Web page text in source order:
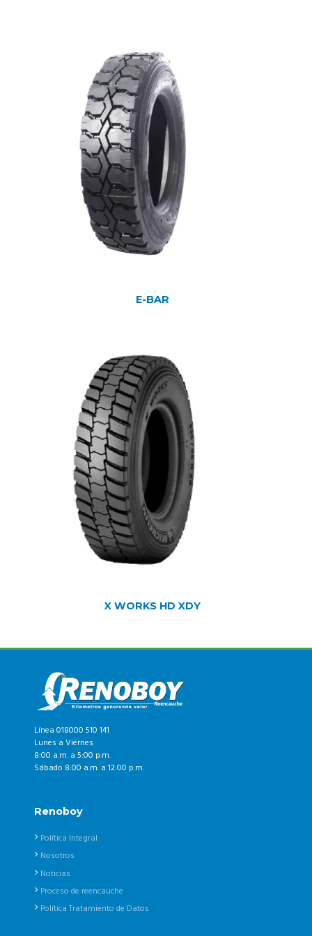
E-BAR
X WORKS HD XDY
Línea 018000 510 141
Lunes a Viernes
8:00 a.m. a 5:00 p.m.
Sábado 8:00 a.m. a 12:00 p.m.
Renoboy
Política Integral
Nosotros
Noticias
Proceso de reencauche
Política Tratamiento de Datos